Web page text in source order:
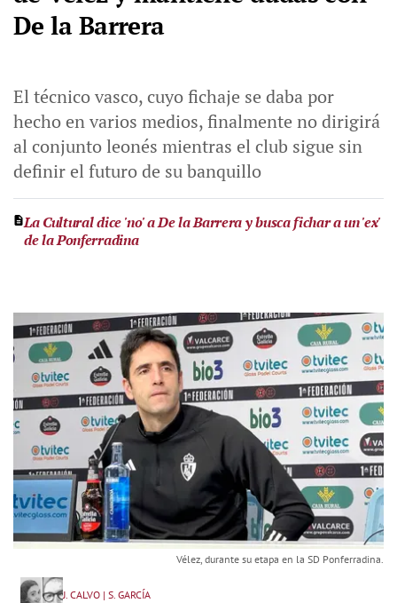
De la Barrera
El técnico vasco, cuyo fichaje se daba por
hecho en varios medios, finalmente no dirigirá
al conjunto leonés mientras el club sigue sin
definir el futuro de su banquillo
La Cultural dice 'no' a De la Barrera y busca fichar a un 'ex'
de la Ponferradina
Vélez, durante su etapa en la SD Ponferradina.
J. CALVO | S. GARCÍA